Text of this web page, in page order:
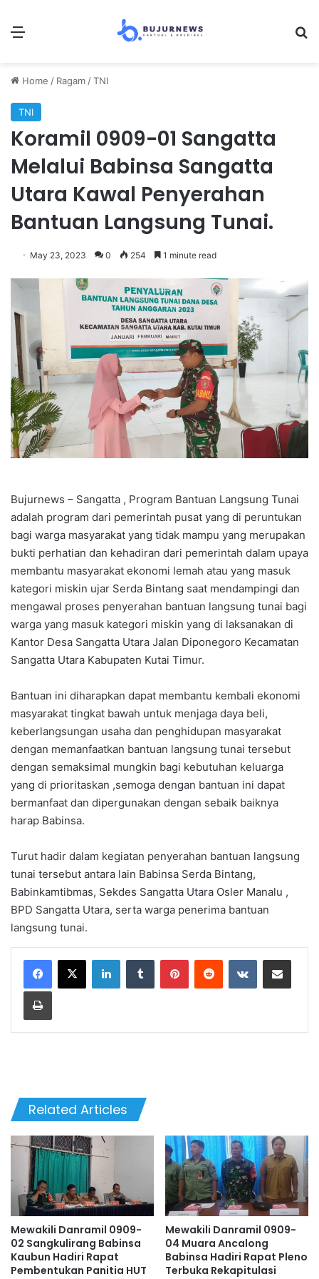
Menu
Home / Ragam /TNI
TNI
Koramil 0909-01 Sangatta
Melalui Babinsa Sangatta
Utara Kawal Penyerahan
Bantuan Langsung Tunai.
May 23, 2023 0 254 1 minute read
Bujurnews – Sangatta , Program Bantuan Langsung Tunai
adalah program dari pemerintah pusat yang di peruntukan
bagi warga masyarakat yang tidak mampu yang merupakan
bukti perhatian dan kehadiran dari pemerintah dalam upaya
membantu masyarakat ekonomi lemah atau yang masuk
kategori miskin ujar Serda Bintang saat mendampingi dan
mengawal proses penyerahan bantuan langsung tunai bagi
warga yang masuk kategori miskin yang di laksanakan di
Kantor Desa Sangatta Utara Jalan Diponegoro Kecamatan
Sangatta Utara Kabupaten Kutai Timur.
Bantuan ini diharapkan dapat membantu kembali ekonomi
masyarakat tingkat bawah untuk menjaga daya beli,
keberlangsungan usaha dan penghidupan masyarakat
dengan memanfaatkan bantuan langsung tunai tersebut
dengan semaksimal mungkin bagi kebutuhan keluarga
yang di prioritaskan ,semoga dengan bantuan ini dapat
bermanfaat dan dipergunakan dengan sebaik baiknya
harap Babinsa.
Turut hadir dalam kegiatan penyerahan bantuan langsung
tunai tersebut antara lain Babinsa Serda Bintang,
Babinkamtibmas, Sekdes Sangatta Utara Osler Manalu ,
BPD Sangatta Utara, serta warga penerima bantuan
langsung tunai.
LinkedInTumblr PinterestReddit VKontakteShare via Email
Print
Related Articles
Mewakili Danramil 0909-
02 Sangkulirang Babinsa
Kaubun Hadiri Rapat
Pembentukan Panitia HUT
Mewakili Danramil 0909-
04 Muara Ancalong
Babinsa Hadiri Rapat Pleno
Terbuka Rekapitulasi